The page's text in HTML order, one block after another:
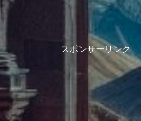
スポンサーリンク